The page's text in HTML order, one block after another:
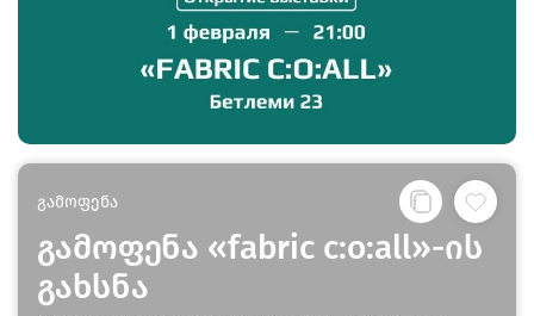
გამოფენა
გამოფენა «fabric c:o:all»-ის
გახსნა